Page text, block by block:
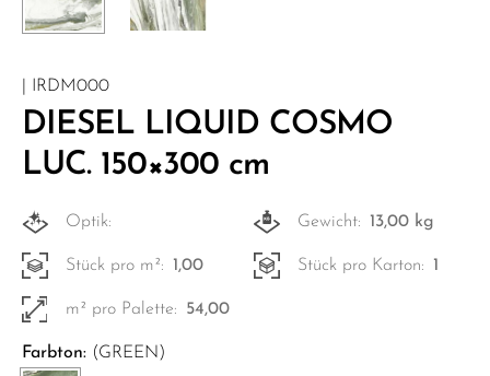
| IRDM000
DIESEL LIQUID COSMO
LUC. 150×300 cm
Optik: Gewicht: 13,00 kg
Stück pro m²: 1,00 Stück pro Karton: 1
m² pro Palette: 54,00
Farbton: (GREEN)